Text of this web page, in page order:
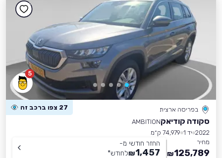
5
בפריסה ארצית 27 צפו ברכב זה
סקודה קודיאקAMBITION
2022 יד 1
74,979 ק״מ
מחיר
125,789
₪
החזר חודשי מ-
1,457
₪לחודש*